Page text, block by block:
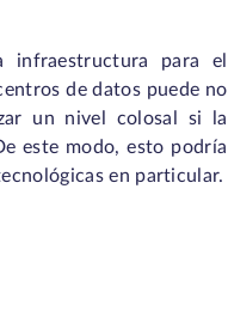
infraestructura para el
de datos puede no
un nivel colosal si la
este modo, esto podría
en particular.